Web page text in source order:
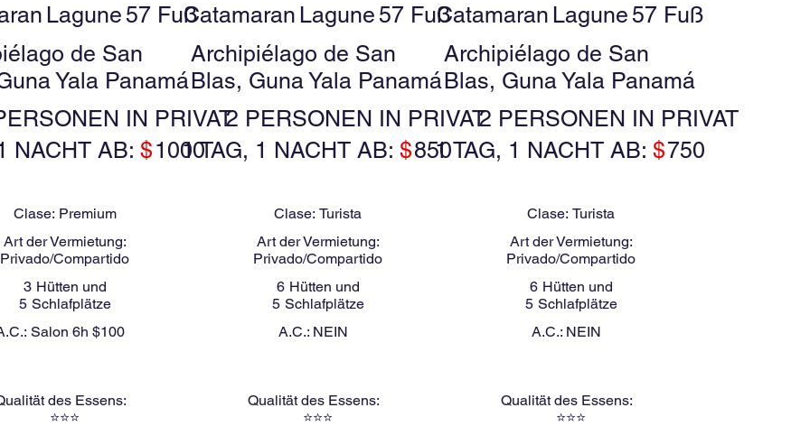
Lagune57 Fuß
de San
Yala Panamá
IN PRIVAT
NACHT AB:$1000
Clase: Premium
Art der Vermietung:
Privado/Compartido
3 Hütten und
5 Schlafplätze
Salon 6h $100
des Essens:
⭐⭐⭐
Catamaran Lagune57 Fuß
Archipiélago de San
Blas, Guna Yala Panamá
2 PERSONEN IN PRIVAT
1 TAG, 1 NACHT AB:$850
Clase: Turista
Art der Vermietung:
Privado/Compartido
6 Hütten und
5 Schlafplätze
A.C.: NEIN
Qualität des Essens:
⭐⭐⭐
Catamaran Lagune57 Fuß
Archipiélago de San
Blas, Guna Yala Panamá
2 PERSONEN IN PRIVAT
1 TAG, 1 NACHT AB:$750
Clase: Turista
Art der Vermietung:
Privado/Compartido
6 Hütten und
5 Schlafplätze
A.C.: NEIN
Qualität des Essens:
⭐⭐⭐